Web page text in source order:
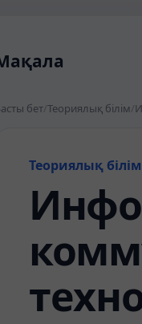
бет/Теориялық білім/
Теориялық білім